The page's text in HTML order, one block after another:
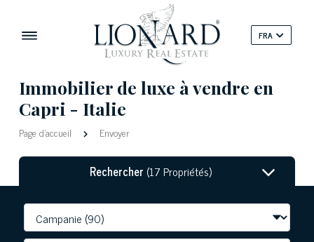
FRA
Immobilier de luxe à vendre en
Capri - Italie
Page d'accueil Envoyer
Rechercher (17 Propriétés)